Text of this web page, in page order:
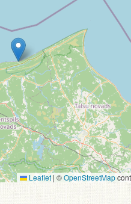
Leaflet | ©OpenStreetMap